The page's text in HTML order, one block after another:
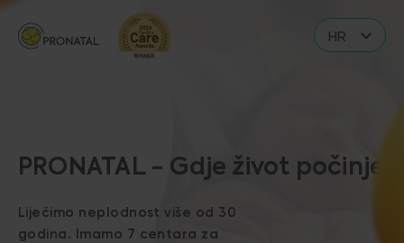
HR
IT
PRONATAL - Gdje život počinje
Liječimo neplodnost više od 30
godina. Imamo 7 centara za